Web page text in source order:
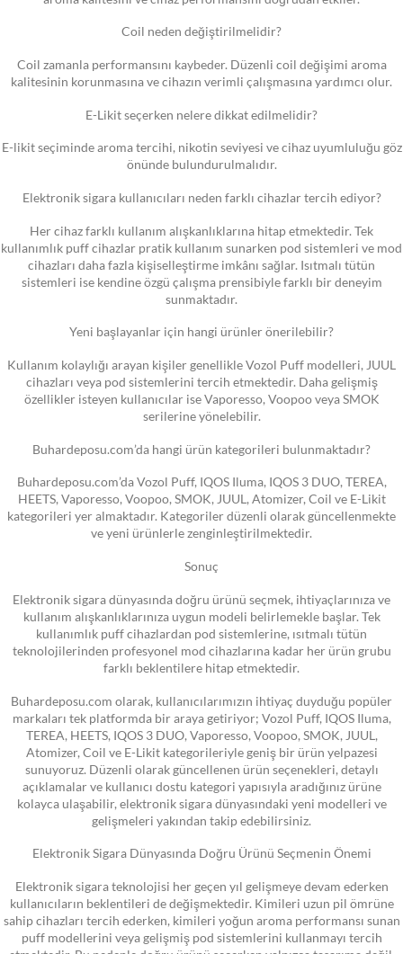
Coil neden değiştirilmelidir?
Coil zamanla performansını kaybeder. Düzenli coil değişimi aroma
kalitesinin korunmasına ve cihazın verimli çalışmasına yardımcı olur.
E-Likit seçerken nelere dikkat edilmelidir?
E-likit seçiminde aroma tercihi, nikotin seviyesi ve cihaz uyumluluğu göz
önünde bulundurulmalıdır.
Elektronik sigara kullanıcıları neden farklı cihazlar tercih ediyor?
Her cihaz farklı kullanım alışkanlıklarına hitap etmektedir. Tek
kullanımlık puff cihazlar pratik kullanım sunarken pod sistemleri ve mod
cihazları daha fazla kişiselleştirme imkânı sağlar. Isıtmalı tütün
sistemleri ise kendine özgü çalışma prensibiyle farklı bir deneyim
sunmaktadır.
Yeni başlayanlar için hangi ürünler önerilebilir?
Kullanım kolaylığı arayan kişiler genellikle Vozol Puff modelleri, JUUL
cihazları veya pod sistemlerini tercih etmektedir. Daha gelişmiş
özellikler isteyen kullanıcılar ise Vaporesso, Voopoo veya SMOK
serilerine yönelebilir.
Buhardeposu.com’da hangi ürün kategorileri bulunmaktadır?
Buhardeposu.com’da Vozol Puff, IQOS Iluma, IQOS 3 DUO, TEREA,
HEETS, Vaporesso, Voopoo, SMOK, JUUL, Atomizer, Coil ve E-Likit
kategorileri yer almaktadır. Kategoriler düzenli olarak güncellenmekte
ve yeni ürünlerle zenginleştirilmektedir.
Sonuç
Elektronik sigara dünyasında doğru ürünü seçmek, ihtiyaçlarınıza ve
kullanım alışkanlıklarınıza uygun modeli belirlemekle başlar. Tek
kullanımlık puff cihazlardan pod sistemlerine, ısıtmalı tütün
teknolojilerinden profesyonel mod cihazlarına kadar her ürün grubu
farklı beklentilere hitap etmektedir.
Buhardeposu.com olarak, kullanıcılarımızın ihtiyaç duyduğu popüler
markaları tek platformda bir araya getiriyor; Vozol Puff, IQOS Iluma,
TEREA, HEETS, IQOS 3 DUO, Vaporesso, Voopoo, SMOK, JUUL,
Atomizer, Coil ve E-Likit kategorileriyle geniş bir ürün yelpazesi
sunuyoruz. Düzenli olarak güncellenen ürün seçenekleri, detaylı
açıklamalar ve kullanıcı dostu kategori yapısıyla aradığınız ürüne
kolayca ulaşabilir, elektronik sigara dünyasındaki yeni modelleri ve
gelişmeleri yakından takip edebilirsiniz.
Elektronik Sigara Dünyasında Doğru Ürünü Seçmenin Önemi
Elektronik sigara teknolojisi her geçen yıl gelişmeye devam ederken
kullanıcıların beklentileri de değişmektedir. Kimileri uzun pil ömrüne
sahip cihazları tercih ederken, kimileri yoğun aroma performansı sunan
puff modellerini veya gelişmiş pod sistemlerini kullanmayı tercih